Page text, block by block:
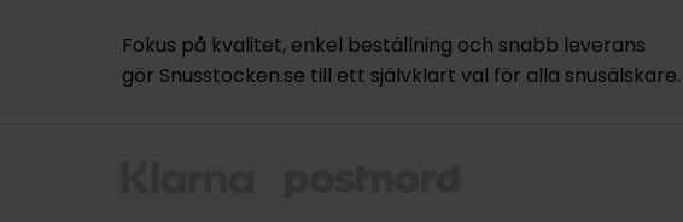
Fokus på kvalitet, enkel beställning och snabb leverans
gör Snusstocken.se till ett självklart val för alla snusälskare.